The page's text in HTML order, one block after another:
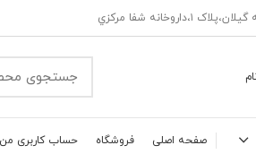
صفحه اصلی فروشگاه حساب کاربری من